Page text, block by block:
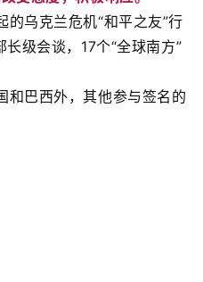
乌克兰危机“和平之友”行
级会谈，17个“全球南方”
和巴西外，其他参与签名的